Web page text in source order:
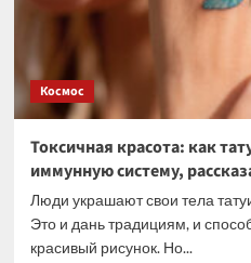
почвах
Космос
Токсичная красота: как
иммунную систему,
Люди украшают свои тела
Это и дань традициям, и
красивый рисунок. Но...